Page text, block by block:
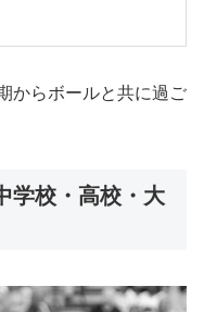
からボールと共に過ご
学校・高校・大